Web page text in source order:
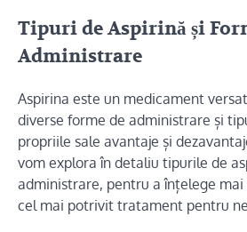
Tipuri de Aspirină și
Administrare
Aspirina este un medicament
diverse forme de administrare și
propriile sale avantaje și
vom explora în detaliu tipurile de
administrare, pentru a înțelege
cel mai potrivit tratament pentru